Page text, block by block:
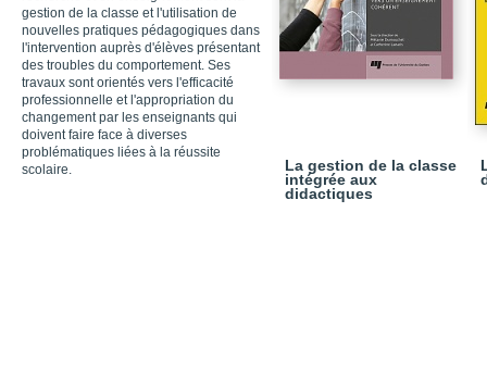
gestion de la classe et l'utilisation de
nouvelles pratiques pédagogiques dans
l'intervention auprès d'élèves présentant
des troubles du comportement. Ses
travaux sont orientés vers l'efficacité
professionnelle et l'appropriation du
changement par les enseignants qui
doivent faire face à diverses
problématiques liées à la réussite
scolaire.
La gestion de la classe
intégrée aux
didactiques